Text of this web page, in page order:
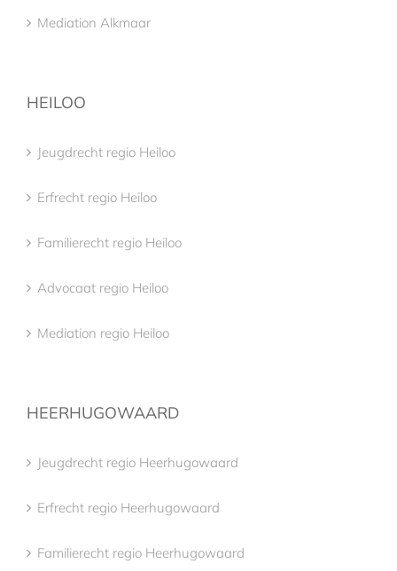
Mediation Alkmaar
HEILOO
Jeugdrecht regio Heiloo
Erfrecht regio Heiloo
Familierecht regio Heiloo
Advocaat regio Heiloo
Mediation regio Heiloo
HEERHUGOWAARD
Jeugdrecht regio Heerhugowaard
Erfrecht regio Heerhugowaard
Familierecht regio Heerhugowaard